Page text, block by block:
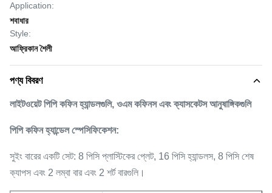
Application:
শবাধার
Style:
আফ্রিকান শৈলী
পণ্য বিবরণ
লাইটওয়েট পিপি কফিন হ্যান্ডলগুলি, ওএম কফিনস এবং ক্যাসকেটস আনুষাঙ্গিকগুলি
পিপি কফিন হ্যান্ডেল স্পেসিফিকেশন:
সুইং বারের একটি সেট: 8 পিসি প্লাস্টিকের প্লেট, 16 পিসি হ্যান্ডলস, 8 পিসি শেষ
ক্যাপস এবং 2 লম্বা বার এবং 2 শর্ট বারগুলি।